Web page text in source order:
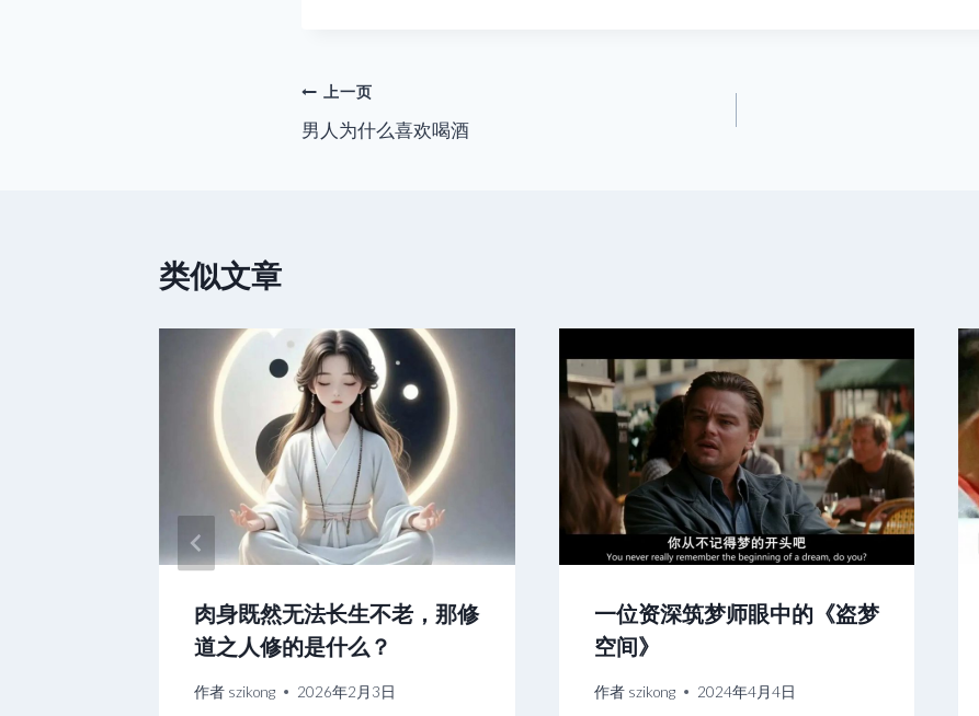
文
章
上一页
男人为什么喜欢喝酒
类似文章
肉身既然无法长生不老，那修
道之人修的是什么？
作者 szikong 2026年2月3日
一位资深筑梦师眼中的《盗梦
空间》
作者 szikong 2024年4月4日